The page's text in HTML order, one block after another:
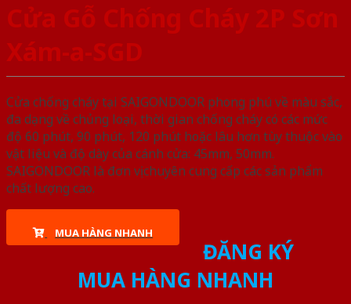
Cửa Gỗ Chống Cháy 2P Sơn
Xám-a-SGD
Cửa chống cháy tại SAIGONDOOR phong phú về màu sắc,
đa dạng về chủng loại, thời gian chống cháy có các mức
độ 60 phút, 90 phút, 120 phút hoặc lâu hơn tùy thuộc vào
vật liệu và độ dày của cánh cửa: 45mm, 50mm.
SAIGONDOOR là đơn vị chuyên cung cấp các sản phẩm
chất lượng cao.
MUA HÀNG NHANH
ĐĂNG KÝ
MUA HÀNG NHANH